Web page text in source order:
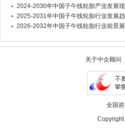
2024-2030年中国子午线轮胎产业发展
2025-2031年中国子午线轮胎行业发展
2026-2032年中国子午线轮胎行业前景
关于中企顾问
全国